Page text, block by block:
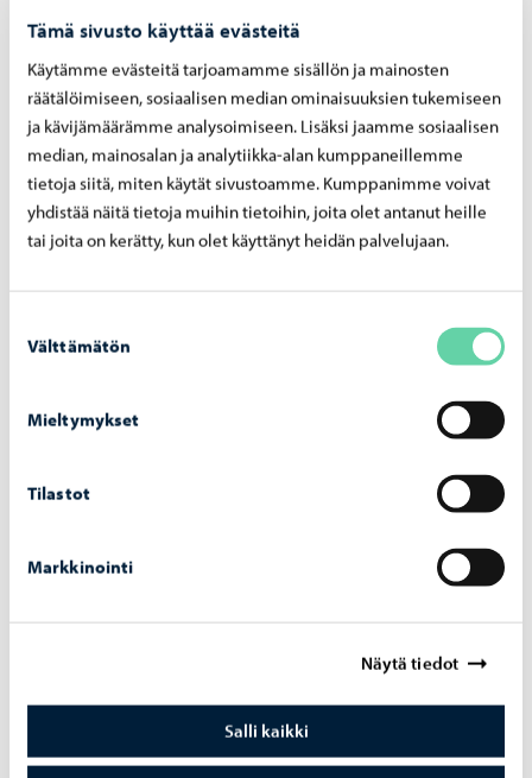
Tämä sivusto käyttää evästeitä
Käytämme evästeitä tarjoamamme sisällön ja mainosten
räätälöimiseen, sosiaalisen median ominaisuuksien tukemiseen
ja kävijämäärämme analysoimiseen. Lisäksi jaamme sosiaalisen
median, mainosalan ja analytiikka-alan kumppaneillemme
tietoja siitä, miten käytät sivustoamme. Kumppanimme voivat
yhdistää näitä tietoja muihin tietoihin, joita olet antanut heille
tai joita on kerätty, kun olet käyttänyt heidän palvelujaan.
valinta
Välttämätön
Mieltymykset
Tilastot
Markkinointi
Näytä tiedot
Salli kaikki
Cursor
Cursorin yrityskehittäjät palvelevat Loviisassa
ProAgrian yrityskehittäjät palvelevat Myrskylässä